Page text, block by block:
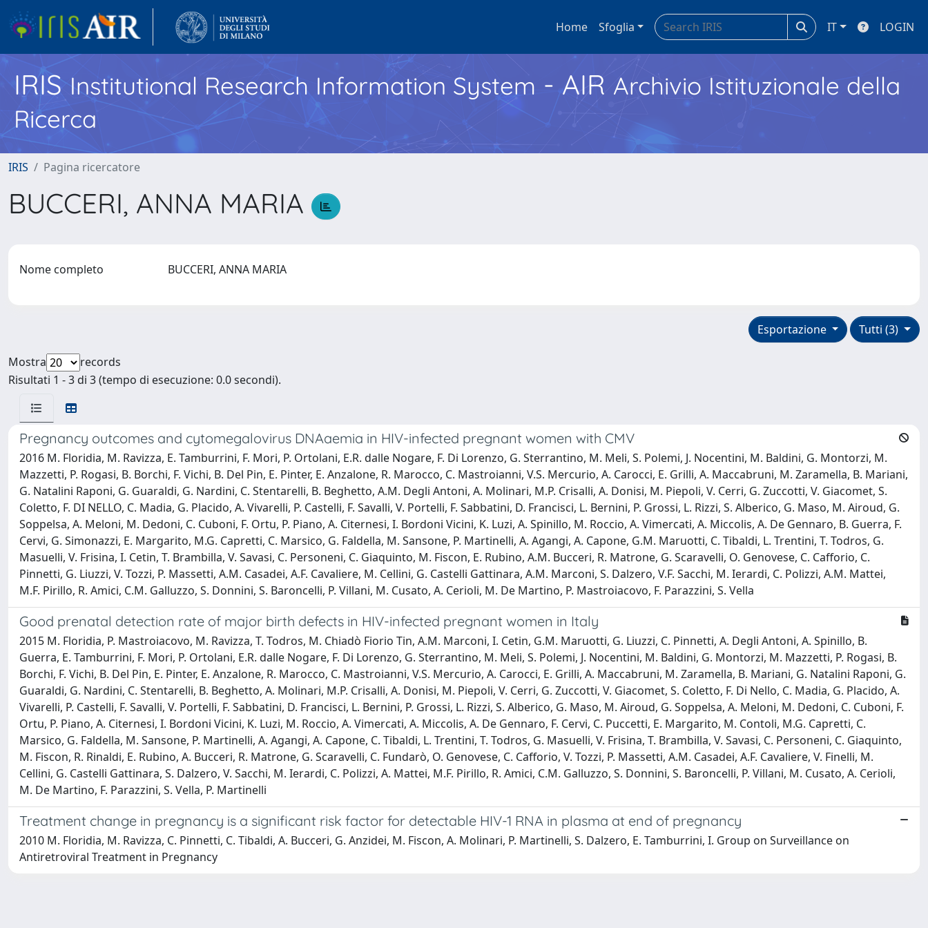
Home Sfoglia IT LOGIN
IRISInstitutional Research Information System - AIR Archivio Istituzionale della
Ricerca
IRIS Pagina ricercatore
BUCCERI, ANNA MARIA
Nome completo BUCCERI, ANNA MARIA
Tutti (3)
Esportazione
Mostra
records
Risultati 1 - 3 di 3 (tempo di esecuzione: 0.0 secondi).
Pregnancy outcomes and cytomegalovirus DNAaemia in HIV-infected pregnant women with CMV
2016 M. Floridia, M. Ravizza, E. Tamburrini, F. Mori, P. Ortolani, E.R. dalle Nogare, F. Di Lorenzo, G. Sterrantino, M. Meli, S. Polemi, J. Nocentini, M. Baldini, G. Montorzi, M.
Mazzetti, P. Rogasi, B. Borchi, F. Vichi, B. Del Pin, E. Pinter, E. Anzalone, R. Marocco, C. Mastroianni, V.S. Mercurio, A. Carocci, E. Grilli, A. Maccabruni, M. Zaramella, B. Mariani,
G. Natalini Raponi, G. Guaraldi, G. Nardini, C. Stentarelli, B. Beghetto, A.M. Degli Antoni, A. Molinari, M.P. Crisalli, A. Donisi, M. Piepoli, V. Cerri, G. Zuccotti, V. Giacomet, S.
Coletto, F. DI NELLO, C. Madia, G. Placido, A. Vivarelli, P. Castelli, F. Savalli, V. Portelli, F. Sabbatini, D. Francisci, L. Bernini, P. Grossi, L. Rizzi, S. Alberico, G. Maso, M. Airoud, G.
Soppelsa, A. Meloni, M. Dedoni, C. Cuboni, F. Ortu, P. Piano, A. Citernesi, I. Bordoni Vicini, K. Luzi, A. Spinillo, M. Roccio, A. Vimercati, A. Miccolis, A. De Gennaro, B. Guerra, F.
Cervi, G. Simonazzi, E. Margarito, M.G. Capretti, C. Marsico, G. Faldella, M. Sansone, P. Martinelli, A. Agangi, A. Capone, G.M. Maruotti, C. Tibaldi, L. Trentini, T. Todros, G.
Masuelli, V. Frisina, I. Cetin, T. Brambilla, V. Savasi, C. Personeni, C. Giaquinto, M. Fiscon, E. Rubino, A.M. Bucceri, R. Matrone, G. Scaravelli, O. Genovese, C. Cafforio, C.
Pinnetti, G. Liuzzi, V. Tozzi, P. Massetti, A.M. Casadei, A.F. Cavaliere, M. Cellini, G. Castelli Gattinara, A.M. Marconi, S. Dalzero, V.F. Sacchi, M. Ierardi, C. Polizzi, A.M. Mattei,
M.F. Pirillo, R. Amici, C.M. Galluzzo, S. Donnini, S. Baroncelli, P. Villani, M. Cusato, A. Cerioli, M. De Martino, P. Mastroiacovo, F. Parazzini, S. Vella
Good prenatal detection rate of major birth defects in HIV-infected pregnant women in Italy
2015 M. Floridia, P. Mastroiacovo, M. Ravizza, T. Todros, M. Chiadò Fiorio Tin, A.M. Marconi, I. Cetin, G.M. Maruotti, G. Liuzzi, C. Pinnetti, A. Degli Antoni, A. Spinillo, B.
Guerra, E. Tamburrini, F. Mori, P. Ortolani, E.R. dalle Nogare, F. Di Lorenzo, G. Sterrantino, M. Meli, S. Polemi, J. Nocentini, M. Baldini, G. Montorzi, M. Mazzetti, P. Rogasi, B.
Borchi, F. Vichi, B. Del Pin, E. Pinter, E. Anzalone, R. Marocco, C. Mastroianni, V.S. Mercurio, A. Carocci, E. Grilli, A. Maccabruni, M. Zaramella, B. Mariani, G. Natalini Raponi, G.
Guaraldi, G. Nardini, C. Stentarelli, B. Beghetto, A. Molinari, M.P. Crisalli, A. Donisi, M. Piepoli, V. Cerri, G. Zuccotti, V. Giacomet, S. Coletto, F. Di Nello, C. Madia, G. Placido, A.
Vivarelli, P. Castelli, F. Savalli, V. Portelli, F. Sabbatini, D. Francisci, L. Bernini, P. Grossi, L. Rizzi, S. Alberico, G. Maso, M. Airoud, G. Soppelsa, A. Meloni, M. Dedoni, C. Cuboni, F.
Ortu, P. Piano, A. Citernesi, I. Bordoni Vicini, K. Luzi, M. Roccio, A. Vimercati, A. Miccolis, A. De Gennaro, F. Cervi, C. Puccetti, E. Margarito, M. Contoli, M.G. Capretti, C.
Marsico, G. Faldella, M. Sansone, P. Martinelli, A. Agangi, A. Capone, C. Tibaldi, L. Trentini, T. Todros, G. Masuelli, V. Frisina, T. Brambilla, V. Savasi, C. Personeni, C. Giaquinto,
M. Fiscon, R. Rinaldi, E. Rubino, A. Bucceri, R. Matrone, G. Scaravelli, C. Fundarò, O. Genovese, C. Cafforio, V. Tozzi, P. Massetti, A.M. Casadei, A.F. Cavaliere, V. Finelli, M.
Cellini, G. Castelli Gattinara, S. Dalzero, V. Sacchi, M. Ierardi, C. Polizzi, A. Mattei, M.F. Pirillo, R. Amici, C.M. Galluzzo, S. Donnini, S. Baroncelli, P. Villani, M. Cusato, A. Cerioli,
M. De Martino, F. Parazzini, S. Vella, P. Martinelli
Treatment change in pregnancy is a significant risk factor for detectable HIV-1 RNA in plasma at end of pregnancy
2010 M. Floridia, M. Ravizza, C. Pinnetti, C. Tibaldi, A. Bucceri, G. Anzidei, M. Fiscon, A. Molinari, P. Martinelli, S. Dalzero, E. Tamburrini, I. Group on Surveillance on
Antiretroviral Treatment in Pregnancy